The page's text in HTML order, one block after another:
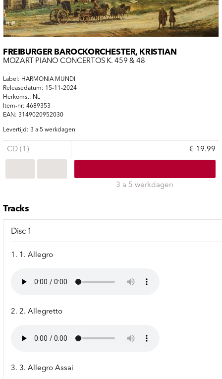
FREIBURGER BAROCKORCHESTER, KRISTIAN
MOZART PIANO CONCERTOS K. 459 & 48
Label: HARMONIA MUNDI
Releasedatum: 15-11-2024
Herkomst: NL
Item-nr: 4689353
EAN: 3149020952030
Levertijd: 3 a 5 werkdagen
CD (1) € 19.99
3 a 5 werkdagen
Tracks
Disc 1
1. 1. Allegro
2. 2. Allegretto
3. 3. Allegro Assai